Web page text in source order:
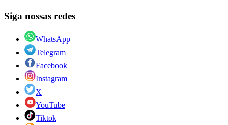
Siga nossas redes
WhatsApp
Telegram
Facebook
Instagram
X
YouTube
Tiktok